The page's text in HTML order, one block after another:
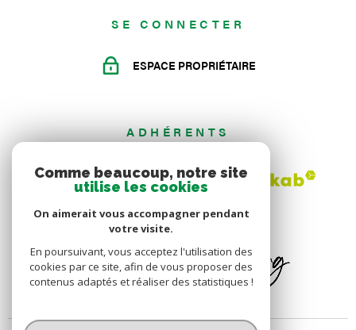
SE CONNECTER
ESPACE PROPRIÉTAIRE
ADHÉRENTS
Comme beaucoup, notre site
utilise les cookies
On aimerait vous accompagner pendant
votre visite.
En poursuivant, vous acceptez l'utilisation des
cookies par ce site, afin de vous proposer des
contenus adaptés et réaliser des statistiques !